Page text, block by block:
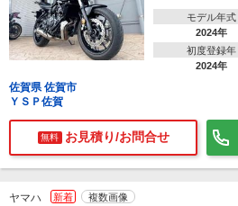
モデル年式
2024年
初度登録年
2024年
佐賀県 佐賀市
ＹＳＰ佐賀
無料 お見積り/お問合せ
ヤマハ 新着 複数画像